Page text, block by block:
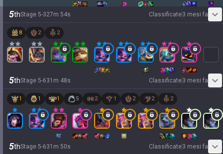
5thStage 5-327m 54s Classificate3 mesi fa
8 2 2
5thStage 5-631 m 48s Classificate3 mesi fa
1 1 1 5 2 1 2 2 2
5thStage 5-631 m 50s Classificate3 mesi fa